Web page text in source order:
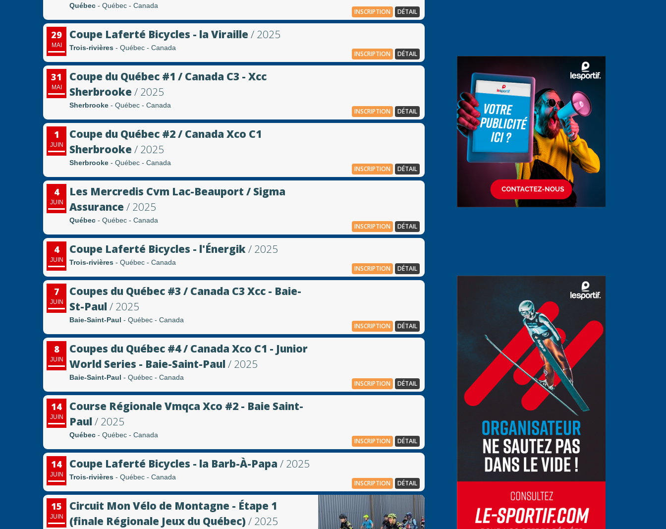
Québec - Québec - Canada
INSCRIPTION DÉTAIL
29
MAI
Coupe Laferté Bicycles - la Viraille / 2025
Trois-rivières - Québec - Canada
INSCRIPTION DÉTAIL
31
MAI
Coupe du Québec #1 / Canada C3 - Xcc
Sherbrooke / 2025
Sherbrooke - Québec - Canada
INSCRIPTION DÉTAIL
1
JUIN
Coupe du Québec #2 / Canada Xco C1
Sherbrooke / 2025
Sherbrooke - Québec - Canada
INSCRIPTION DÉTAIL
4
JUIN
Les Mercredis Cvm Lac-Beauport / Sigma
Assurance / 2025
Québec - Québec - Canada
INSCRIPTION DÉTAIL
4
JUIN
Coupe Laferté Bicycles - l'Énergik/ 2025
Trois-rivières - Québec - Canada
INSCRIPTION DÉTAIL
7
JUIN
Coupes du Québec #3 / Canada C3 Xcc - Baie-
St-Paul / 2025
Baie-Saint-Paul - Québec - Canada
INSCRIPTION DÉTAIL
8
JUIN
Coupes du Québec #4 / Canada Xco C1 - Junior
World Series - Baie-Saint-Paul / 2025
Baie-Saint-Paul - Québec - Canada
INSCRIPTION DÉTAIL
14
JUIN
Course Régionale Vmqca Xco #2 - Baie Saint-
Paul / 2025
Québec - Québec - Canada
INSCRIPTION DÉTAIL
14
JUIN
Coupe Laferté Bicycles - la Barb-À-Papa / 2025
Trois-rivières - Québec - Canada
INSCRIPTION DÉTAIL
15
JUIN
Circuit Mon Vélo de Montagne - Étape 1
(finale Régionale Jeux du Québec) / 2025